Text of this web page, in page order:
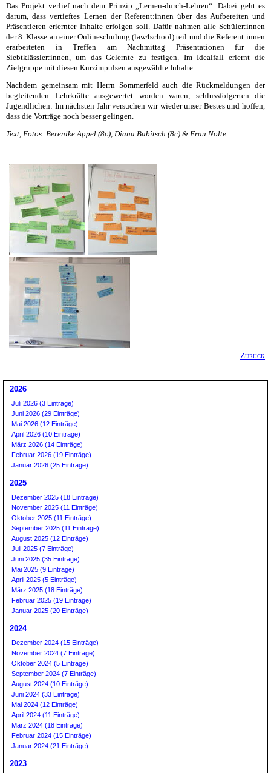
Das Projekt verlief nach dem Prinzip „Lernen-durch-Lehren“: Dabei geht es
darum, dass vertieftes Lernen der Referent:innen über das Aufbereiten und
Präsentieren erlernter Inhalte erfolgen soll. Dafür nahmen alle Schüler:innen
der 8. Klasse an einer Onlineschulung (law4school) teil und die Referent:innen
erarbeiteten in Treffen am Nachmittag Präsentationen für die
Siebtklässler:innen, um das Gelernte zu festigen. Im Idealfall erlernt die
Zielgruppe mit diesen Kurzimpulsen ausgewählte Inhalte.
Nachdem gemeinsam mit Herrn Sommerfeld auch die Rückmeldungen der
begleitenden Lehrkräfte ausgewertet worden waren, schlussfolgerten die
Jugendlichen: Im nächsten Jahr versuchen wir wieder unser Bestes und hoffen,
dass die Vorträge noch besser gelingen.
Text, Fotos: Berenike Appel (8c), Diana Babitsch (8c) & Frau Nolte
Zurück
2026
Juli 2026 (3 Einträge)
Juni 2026 (29 Einträge)
Mai 2026 (12 Einträge)
April 2026 (10 Einträge)
März 2026 (14 Einträge)
Februar 2026 (19 Einträge)
Januar 2026 (25 Einträge)
2025
Dezember 2025 (18 Einträge)
November 2025 (11 Einträge)
Oktober 2025 (11 Einträge)
September 2025 (11 Einträge)
August 2025 (12 Einträge)
Juli 2025 (7 Einträge)
Juni 2025 (35 Einträge)
Mai 2025 (9 Einträge)
April 2025 (5 Einträge)
März 2025 (18 Einträge)
Februar 2025 (19 Einträge)
Januar 2025 (20 Einträge)
2024
Dezember 2024 (15 Einträge)
November 2024 (7 Einträge)
Oktober 2024 (5 Einträge)
September 2024 (7 Einträge)
August 2024 (10 Einträge)
Juni 2024 (33 Einträge)
Mai 2024 (12 Einträge)
April 2024 (11 Einträge)
März 2024 (18 Einträge)
Februar 2024 (15 Einträge)
Januar 2024 (21 Einträge)
2023